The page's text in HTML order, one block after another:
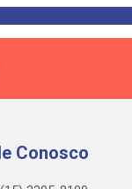
Conosco